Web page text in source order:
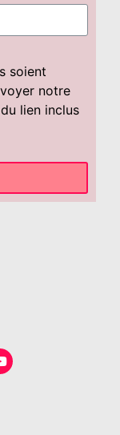
soient
notre
lien inclus